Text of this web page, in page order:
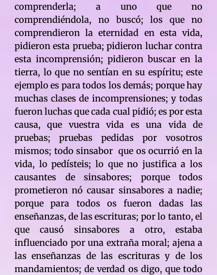
comprenderla; a uno que no
comprendiéndola, no buscó; los que no
comprendieron la eternidad en esta vida,
pidieron esta prueba; pidieron luchar contra
esta incomprensión; pidieron buscar en la
tierra, lo que no sentían en su espíritu; este
ejemplo es para todos los demás; porque hay
muchas clases de incomprensiones; y todas
fueron luchas que cada cual pidió; es por esta
causa, que vuestra vida es una vida de
pruebas; pruebas pedidas por vosotros
mismos; todo sinsabor que os ocurrió en la
vida, lo pedísteis; lo que no justifica a los
causantes de sinsabores; porque todos
prometieron nó causar sinsabores a nadie;
porque para todos os fueron dadas las
enseñanzas, de las escrituras; por lo tanto, el
que causó sinsabores a otro, estaba
influenciado por una extraña moral; ajena a
las enseñanzas de las escrituras y de los
mandamientos; de verdad os digo, que todo